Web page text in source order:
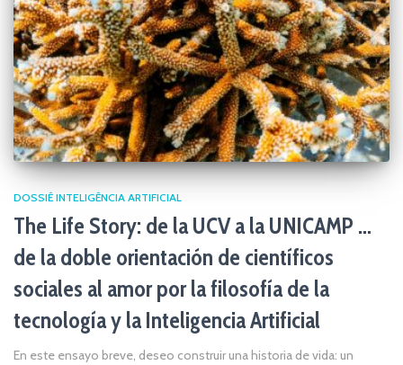
DOSSIÊ INTELIGÊNCIA ARTIFICIAL
The Life Story: de la UCV a la UNICAMP …
de la doble orientación de científicos
sociales al amor por la filosofía de la
tecnología y la Inteligencia Artificial
En este ensayo breve, deseo construir una historia de vida: un